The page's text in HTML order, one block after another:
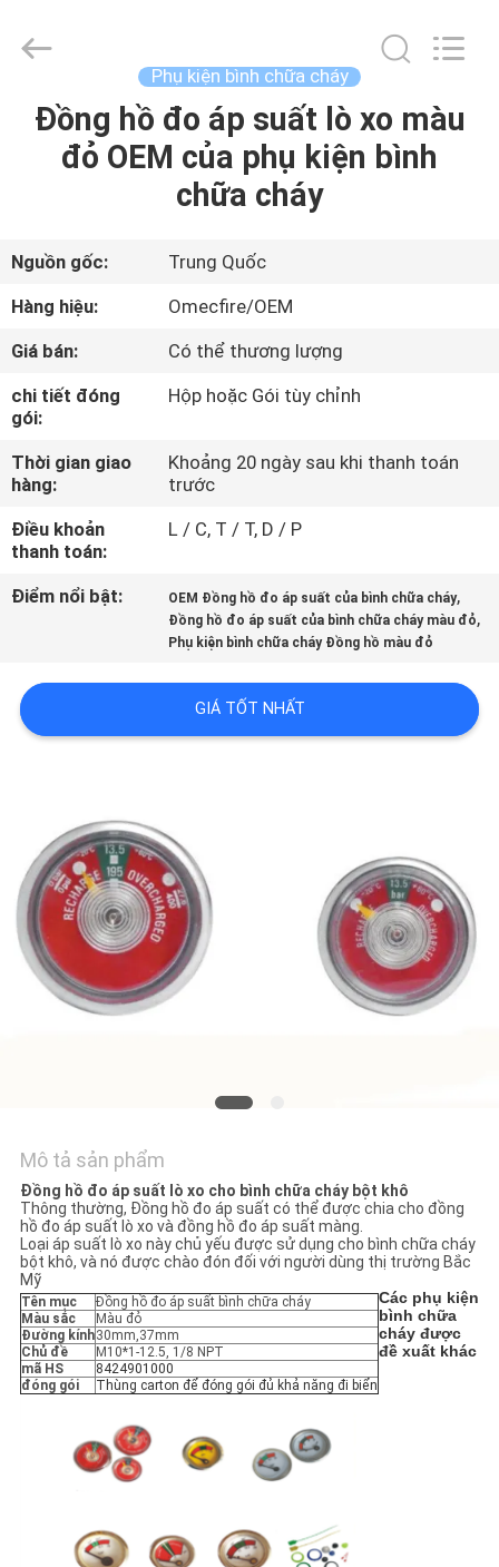
NHÀ
PHẨM
VIDEO
VỀ
CHÚNG
TÔI
THAM
QUAN
KIỂM
CHẤT
LƯỢNG
LIÊN
HỆ
CHÚNG
TỨC
YÊU
CẦU
BÁO
GIÁ
SƠ
TRANG
Machinery
& Equipment
Reserved.
Phụ kiện bình chữa cháy
Đồng hồ đo áp suất lò xo màu
đỏ OEM của phụ kiện bình
chữa cháy
Nguồn gốc:
Trung Quốc
Hàng hiệu:
Omecfire/OEM
Giá bán:
Có thể thương lượng
chi tiết đóng
gói:
Hộp hoặc Gói tùy chỉnh
Thời gian giao
hàng:
Khoảng 20 ngày sau khi thanh toán
trước
Điều khoản
thanh toán:
L / C, T / T, D / P
Điểm nổi bật: OEM Đồng hồ đo áp suất của bình chữa cháy,
Đồng hồ đo áp suất của bình chữa cháy màu đỏ,
Phụ kiện bình chữa cháy Đồng hồ màu đỏ
GIÁ TỐT NHẤT
Mô tả sản phẩm
Đồng hồ đo áp suất lò xo cho bình chữa cháy bột khô
Thông thường, Đồng hồ đo áp suất có thể được chia cho đồng
hồ đo áp suất lò xo và đồng hồ đo áp suất màng.
Loại áp suất lò xo này chủ yếu được sử dụng cho bình chữa cháy
bột khô, và nó được chào đón đối với người dùng thị trường Bắc
Mỹ
Tên mục
Đồng hồ đo áp suất bình chữa cháy
Màu sắc
Màu đỏ
Đường kính30mm,37mm
Chủ đề
M10*1-12.5, 1/8 NPT
mã HS
8424901000
đóng gói
Thùng carton để đóng gói đủ khả năng đi biển
Các phụ kiện
bình chữa
cháy được
đề xuất khác